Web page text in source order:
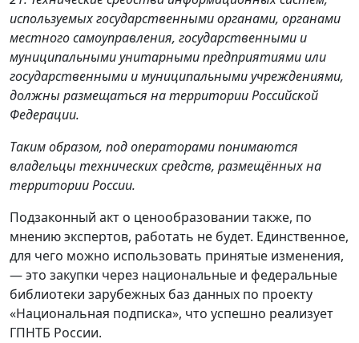
используемых государственными органами, органами
местного самоуправления, государственными и
муниципальными унитарными предприятиями или
государственными и муниципальными учреждениями,
должны размещаться на территории Российской
Федерации.
Таким образом, под операторами понимаются
владельцы технических средств, размещённых на
территории России.
Подзаконный акт о ценообразовании также, по
мнению экспертов, работать не будет. Единственное,
для чего можно использовать принятые изменения,
— это закупки через национальные и федеральные
библиотеки зарубежных баз данных по проекту
«Национальная подписка», что успешно реализует
ГПНТБ России.